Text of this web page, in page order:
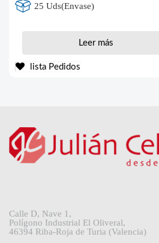
25 Uds(Envase)
Leer más
lista Pedidos
Calle D, Nave 1,
Polígono Industrial El Oliveral,
46394 Riba-Roja de Turia (Valencia)